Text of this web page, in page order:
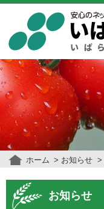
ホーム お知らせ
お知らせ